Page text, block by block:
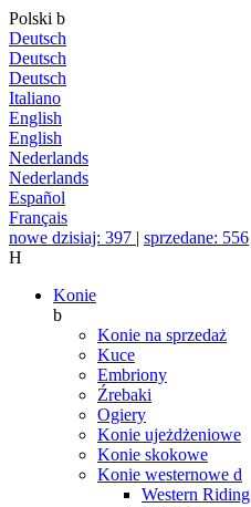
Polski b
Deutsch
Deutsch
Deutsch
Italiano
English
English
Nederlands
Nederlands
Español
Français
nowe dzisiaj: 397 | sprzedane: 556
H
Konie
b
Konie na sprzedaż
Kuce
Embriony
Źrebaki
Ogiery
Konie ujeżdżeniowe
Konie skokowe
Konie westernowe d
Western Riding